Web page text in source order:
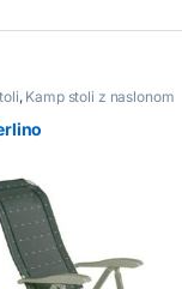
, Kamp stoli z naslonom